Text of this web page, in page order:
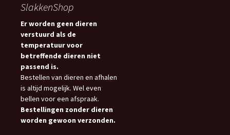
SlakkenShop
Er worden geen dieren
verstuurd als de
temperatuur voor
betreffende dieren niet
passend is.
Bestellen van dieren en afhalen
is altijd mogelijk. Wel even
bellen voor een afspraak.
Bestellingen zonder dieren
worden gewoon verzonden.